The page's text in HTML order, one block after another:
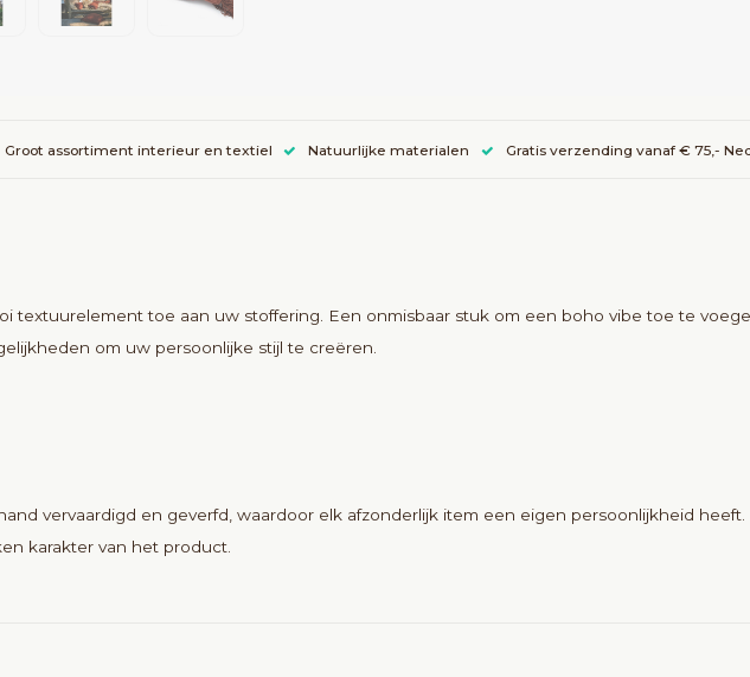
Groot assortiment interieur en textiel Natuurlijke materialen Gratis verzending vanaf € 75,-
textuurelement toe aan uw stoffering. Een onmisbaar stuk om een boho vibe toe te
om uw persoonlijke stijl te creëren.
vervaardigd en geverfd, waardoor elk afzonderlijk item een eigen persoonlijkheid
karakter van het product.